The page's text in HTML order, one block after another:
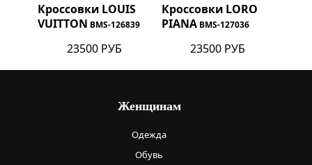
Кроссовки LOUIS
VUITTON BMS-126839
23500 РУБ
Кроссовки LORO
PIANA BMS-127036
23500 РУБ
Женщинам
Одежда
Обувь